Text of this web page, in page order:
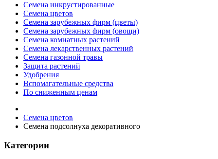
Семена инкрустированные
Семена цветов
Семена зарубежных фирм (цветы)
Семена зарубежных фирм (овощи)
Семена комнатных растений
Семена лекарственных растений
Семена газонной травы
Защита растений
Удобрения
Вспомагательные средства
По сниженным ценам
Семена цветов
Семена подсолнуха декоративного
Категории